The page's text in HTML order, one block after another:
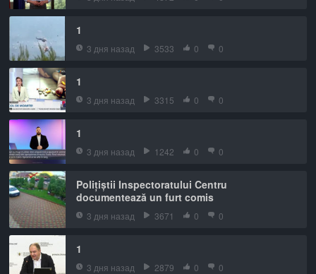
1
3 дня назад 3533 0 0
1
3 дня назад 3315 0 0
1
3 дня назад 1242 0 0
Polițiștii Inspectoratului Centru
documentează un furt comis
3 дня назад 3671 0 0
1
3 дня назад 2879 0 0